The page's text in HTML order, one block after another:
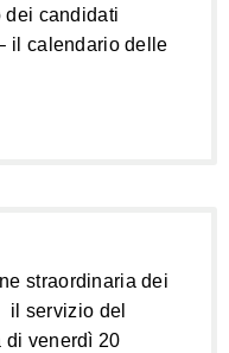
dei candidati
il calendario delle
straordinaria dei
il servizio del
di venerdì 20